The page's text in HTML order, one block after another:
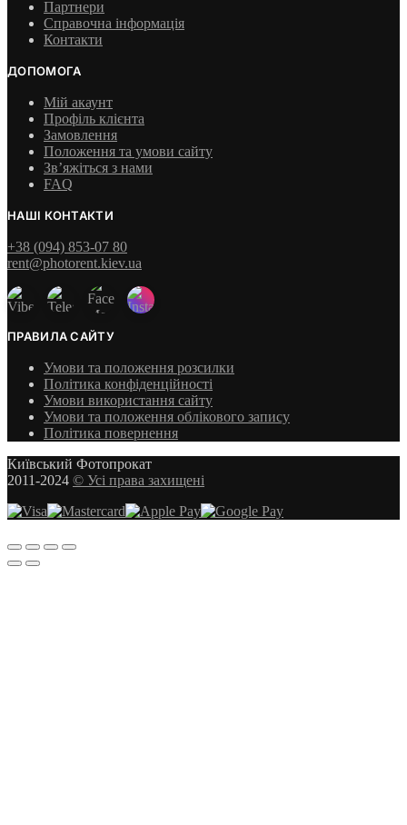
Партнери
Справочна інформація
Контакти
ДОПОМОГА
Мій акаунт
Профіль клієнта
Замовлення
Положення та умови сайту
Зв’яжіться з нами
FAQ
НАШІ КОНТАКТИ
+38 (094) 853-07 80
rent@photorent.kiev.ua
ПРАВИЛА САЙТУ
Умови та положення розсилки
Політика конфіденційності
Умови використання сайту
Умови та положення облікового запису
Політика повернення
Київський Фотопрокат
2011-2024 © Усі права захищені